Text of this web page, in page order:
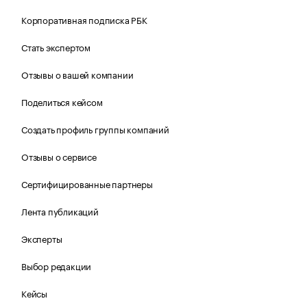
Корпоративная подписка РБК
Стать экспертом
Отзывы о вашей компании
Поделиться кейсом
Создать профиль группы компаний
Отзывы о сервисе
Сертифицированные партнеры
Лента публикаций
Эксперты
Выбор редакции
Кейсы